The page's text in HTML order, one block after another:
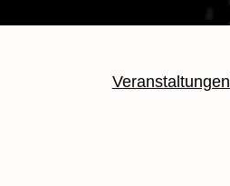
Veranstaltungen